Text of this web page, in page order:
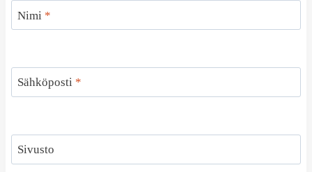
Nimi *
Sähköposti *
Sivusto